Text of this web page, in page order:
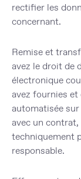
rectifier les
concernant.
Remise et
avez le droit de
électronique
avez fournies
automatisée
avec un
techniquement
responsable.